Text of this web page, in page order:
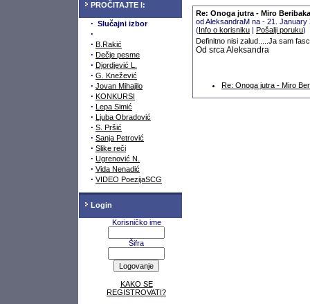
PROČITAJTE I:
· Slučajni izbor
·
· B.Rakić
· Dečje pesme
· Djordjević L.
· G. Knežević
· Jovan Mihajilo
· KONKURSI
· Lepa Simić
· Ljuba Obradović
· S. Pršić
· Sanja Petrović
· Slike reči
· Ugrenović N.
· Vida Nenadić
· VIDEO PoezijaSCG
Login
Korisničko ime
Šifra
KAKO SE
REGISTROVATI?
Re: Onoga jutra - Miro Beribaka
od AleksandraM na - 21. January
(Info o korisniku | Pošalji poruku)
Definitno nisi zalud.....Ja sam
Od srca Aleksandra
Re: Onoga jutra - Miro